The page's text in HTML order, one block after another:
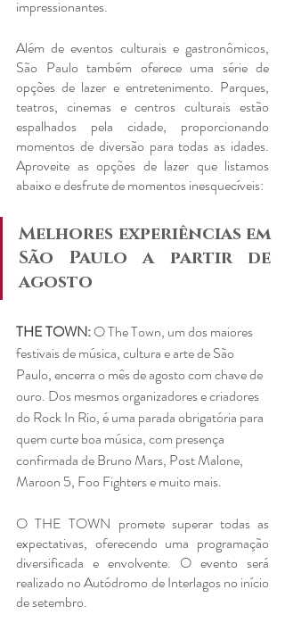
impressionantes.
Além de eventos culturais e gastronômicos,
São Paulo também oferece uma série de
opções de lazer e entretenimento. Parques,
teatros, cinemas e centros culturais estão
espalhados pela cidade, proporcionando
momentos de diversão para todas as idades.
Aproveite as opções de lazer que listamos
abaixo e desfrute de momentos inesquecíveis:
Melhores experiências em
São Paulo a partir de
agosto
THE TOWN: O The Town, um dos maiores
festivais de música, cultura e arte de São
Paulo, encerra o mês de agosto com chave de
ouro. Dos mesmos organizadores e criadores
do Rock In Rio, é uma parada obrigatória para
quem curte boa música, com presença
confirmada de Bruno Mars, Post Malone,
Maroon 5, Foo Fighters e muito mais.
O THE TOWN promete superar todas as
expectativas, oferecendo uma programação
diversificada e envolvente. O evento será
realizado no Autódromo de Interlagos no início
de setembro.